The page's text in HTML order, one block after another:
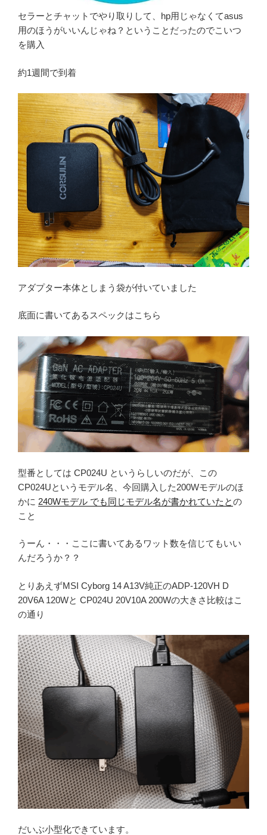
セラーとチャットでやり取りして、hp用じゃなくてasus
用のほうがいいんじゃね？ということだったのでこいつ
を購入
約1週間で到着
アダプター本体としまう袋が付いていました
底面に書いてあるスペックはこちら
型番としては CP024U というらしいのだが、この
CP024Uというモデル名、今回購入した200Wモデルのほ
かに 240Wモデル でも同じモデル名が書かれていたとの
こと
うーん・・・ここに書いてあるワット数を信じてもいい
んだろうか？？
とりあえずMSI Cyborg 14 A13V純正のADP-120VH D
20V6A 120Wと CP024U 20V10A 200Wの大きさ比較はこ
の通り
だいぶ小型化できています。